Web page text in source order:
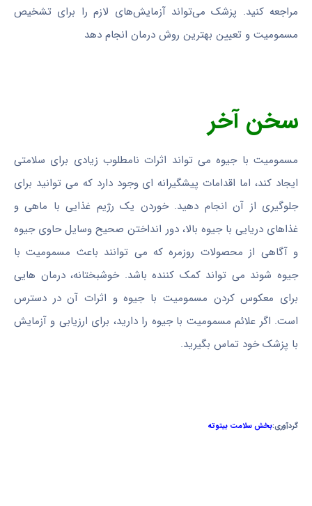
مراجعه کنید. پزشک می‌تواند آزمایش‌های لازم را برای تشخیص
مسمومیت و تعیین بهترین روش درمان انجام دهد
سخن آخر
مسمومیت با جیوه می تواند اثرات نامطلوب زیادی برای سلامتی
ایجاد کند، اما اقدامات پیشگیرانه ای وجود دارد که می توانید برای
جلوگیری از آن انجام دهید. خوردن یک رژیم غذایی با ماهی و
غذاهای دریایی با جیوه بالا، دور انداختن صحیح وسایل حاوی جیوه
و آگاهی از محصولات روزمره که می توانند باعث مسمومیت با
جیوه شوند می تواند کمک کننده باشد. خوشبختانه، درمان هایی
برای معکوس کردن مسمومیت با جیوه و اثرات آن در دسترس
است. اگر علائم مسمومیت با جیوه را دارید، برای ارزیابی و آزمایش
با پزشک خود تماس بگیرید.
گردآوری:بخش سلامت بیتوته